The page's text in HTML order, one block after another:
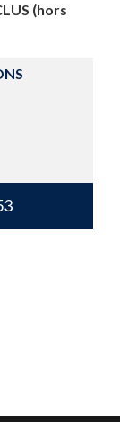
(hors